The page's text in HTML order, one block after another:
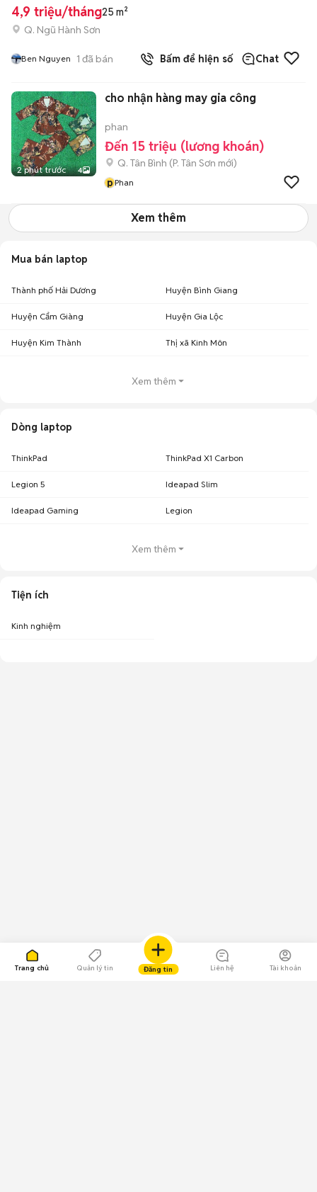
Trang chủ Quản lý tin Đăng tin Liên hệ Tài khoản
4,9 triệu/tháng25 m²
Q. Ngũ Hành Sơn
Ben Nguyen 1 đã bán Bấm để hiện số Chat
2 phút trước 4
cho nhận hàng may gia công
phan
Đến 15 triệu (lương khoán)
Q. Tân Bình (P. Tân Sơn mới)
pPhan
Xem thêm
Mua bán laptop
Thành phố Hải Dương Huyện Bình Giang
Huyện Cẩm Giàng Huyện Gia Lộc
Huyện Kim Thành Thị xã Kinh Môn
Xem thêm
Dòng laptop
ThinkPad ThinkPad X1 Carbon
Legion 5 Ideapad Slim
Ideapad Gaming Legion
Xem thêm
Tiện ích
Kinh nghiệm